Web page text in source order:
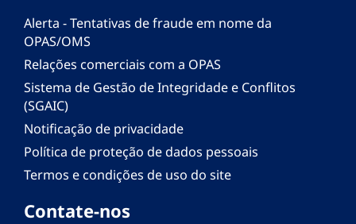
Alerta - Tentativas de fraude em nome da
OPAS/OMS
Relações comerciais com a OPAS
Sistema de Gestão de Integridade e Conflitos
(SGAIC)
Notificação de privacidade
Política de proteção de dados pessoais
Termos e condições de uso do site
Contate-nos